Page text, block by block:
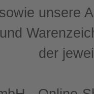
unsere
der